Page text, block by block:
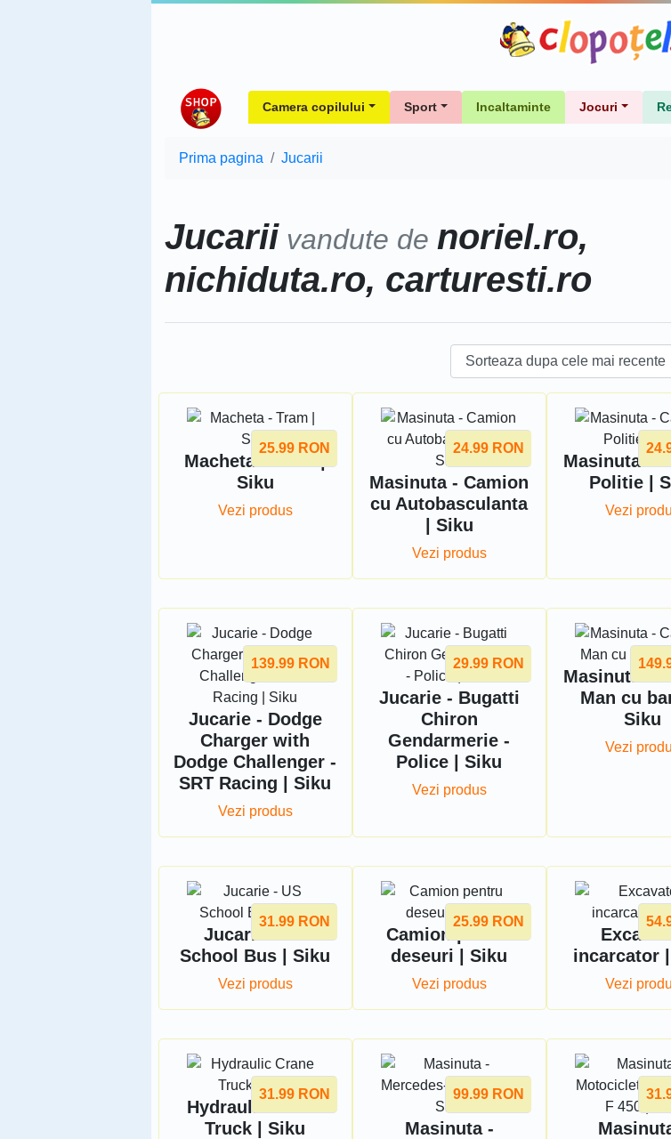
Camera copilului Sport Incaltaminte Jocuri
Prima pagina Jucarii
Jucarii vandute de noriel.ro,
nichiduta.ro, carturesti.ro
25.99 RON
Macheta - Tram |
Siku
Vezi produs
24.99 RON
Masinuta - Camion
cu Autobasculanta
| Siku
Vezi produs
Masinuta -
Politie |
Vezi
139.99 RON
Jucarie - Dodge
Charger with
Dodge Challenger -
SRT Racing | Siku
Vezi produs
29.99 RON
Jucarie - Bugatti
Chiron
Gendarmerie -
Police | Siku
Vezi produs
Masinuta -
Man cu
Siku
Vezi
31.99 RON
Jucarie - US
School Bus | Siku
Vezi produs
25.99 RON
Camion pentru
deseuri | Siku
Vezi produs
incarcator
Vezi
31.99 RON
Hydraulic Crane
Truck | Siku
99.99 RON
Masinuta -